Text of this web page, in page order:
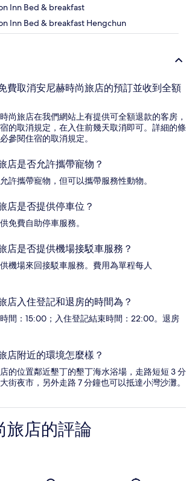
Inn Bed & breakfast
Inn Bed & breakfast Hengchun
費取消安尼赫時尚旅店的預訂並收到全額
尚旅店在我們網站上有提供可全額退款的客房，
的取消規定，在入住前幾天取消即可。詳細的條
參閱住宿的取消規定。
店是否允許攜帶寵物？
許攜帶寵物，但可以攜帶服務性動物。
店是否提供停車位？
免費自助停車服務。
店是否提供機場接駁車服務？
機場來回接駁車服務。費用為單程每人
店入住登記和退房的時間為？
間：15:00；入住登記結束時間：22:00。退房
店附近的環境怎麼樣？
的位置鄰近墾丁的墾丁海水浴場，走路短短 3 分
街夜市，另外走路 7 分鐘也可以抵達小灣沙灘。
旅店的評論